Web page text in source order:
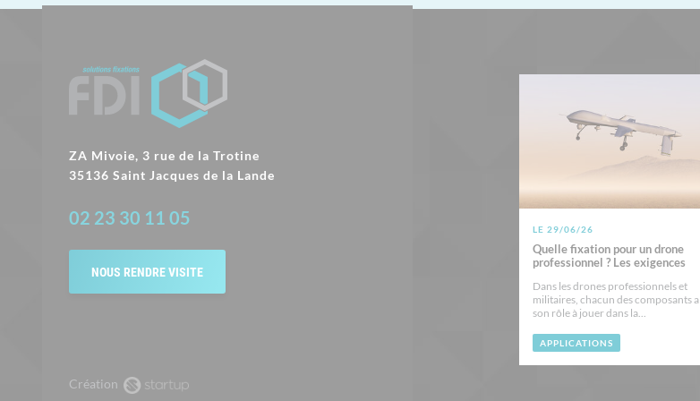
ZA Mivoie, 3 rue de la Trotine
35136 Saint Jacques de la Lande
02 23 30 11 05
NOUS RENDRE VISITE
Création
LE 29/06/26
Quelle fixation pour un drone
professionnel ? Les exigences
Dans les drones professionnels et
militaires, chacun des composants a
son rôle à jouer dans la...
APPLICATIONS